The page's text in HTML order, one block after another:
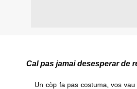
Cal pas jamai desesperar de
Un còp fa pas costuma, vos vau